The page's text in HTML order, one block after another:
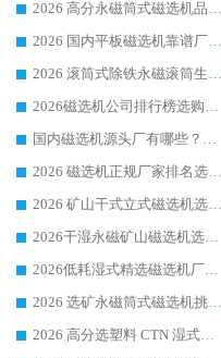
2026 高分永磁筒式磁选机品牌推荐 选矿设备强者对比测评采购避坑全攻略
2026 国内平板磁选机靠谱厂家排名 行业实测口碑设备按需选购全指南
2026 滚筒式除铁永磁滚筒生产厂家推荐排名|行业口碑选购指南，领域强者源头厂商精选
2026磁选机公司排行榜选购指南|正规源头厂家推荐，领域强者高性价比靠谱信赖品牌
国内磁选机源头厂有哪些？2026 综合实力排名与采购避坑技巧
2026 磁选机正规厂家排名选购指南|行业口碑信赖品牌推荐性价比高靠谱磁电企业
2026 矿山干式立式磁选机选型攻略 梳理深耕磁电装备多年靠谱生产厂商
2026干湿永磁矿山磁选机选型攻略 优质生产厂家排名 选矿领域高口碑品牌推荐指南
2026低耗湿式精​选磁选机厂家怎么选?湿式精选磁选机供应商，行业认可度较高生产厂家华体会手机网页版-华体会(中国) 全面解析
2026 选矿永磁筒式磁选机挑选干货：华体会手机网页版-华体会(中国) 源头厂，绿色高效实力出众
2026 高分选塑料 CTN 湿式顺流磁选机选购指南，靠谱源头厂家华体会手机网页版-华体会(中国) 详解